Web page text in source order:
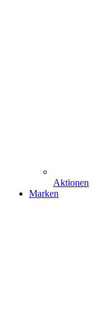
Aktionen
Marken